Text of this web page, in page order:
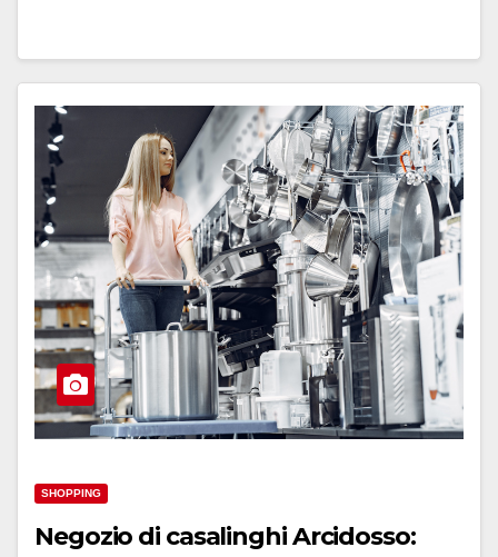
SHOPPING
Negozio di casalinghi Arcidosso: